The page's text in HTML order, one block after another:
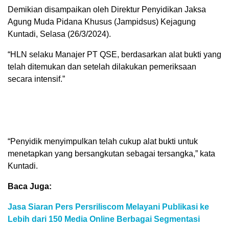
Demikian disampaikan oleh Direktur Penyidikan Jaksa
Agung Muda Pidana Khusus (Jampidsus) Kejagung
Kuntadi, Selasa (26/3/2024).
“HLN selaku Manajer PT QSE, berdasarkan alat bukti yang
telah ditemukan dan setelah dilakukan pemeriksaan
secara intensif.”
“Penyidik menyimpulkan telah cukup alat bukti untuk
menetapkan yang bersangkutan sebagai tersangka,” kata
Kuntadi.
Baca Juga:
Jasa Siaran Pers Persriliscom Melayani Publikasi ke
Lebih dari 150 Media Online Berbagai Segmentasi